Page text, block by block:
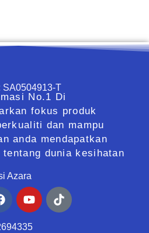
SA0504913-T
No.1 Di
fokus produk
dan mampu
anda mendapatkan
dunia kesihatan
Azara
YoutubeTiktok